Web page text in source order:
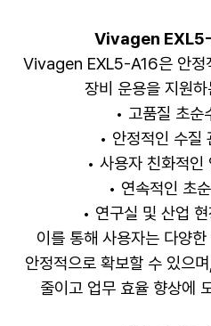
Vivagen EXL5-
Vivagen EXL5-A16은 안정
장비 운용을 지원
• 고품질 초순
• 안정적인 수질
• 사용자 친화적인
• 연속적인 초
• 연구실 및 산업
이를 통해 사용자는 다양
안정적으로 확보할 수 있으
줄이고 업무 효율 향상에